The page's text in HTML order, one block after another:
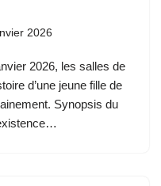
2026
2026, les salles de
d’une jeune fille de
Synopsis du